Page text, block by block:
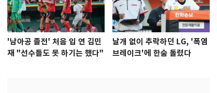
'남아공 졸전' 처음 입 연 김민
재 "선수들도 못 하기는 했다"
날개 없이 추락하던 LG, '폭염
브레이크'에 한숨 돌렸다